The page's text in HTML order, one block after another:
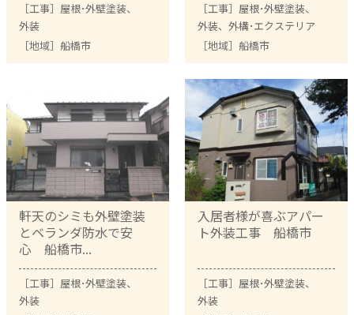
［工事］ 屋根･外壁塗装、
外装
［地域］ 船橋市
［工事］ 屋根･外壁塗装、
外装、 外構･エクステリア
［地域］ 船橋市
軒天のシミも外壁塗装
とベランダ防水で安
心 船橋市...
［工事］ 屋根･外壁塗装、
外装
入居者様が喜ぶアパー
ト外装工事 船橋市
［工事］ 屋根･外壁塗装、
外装